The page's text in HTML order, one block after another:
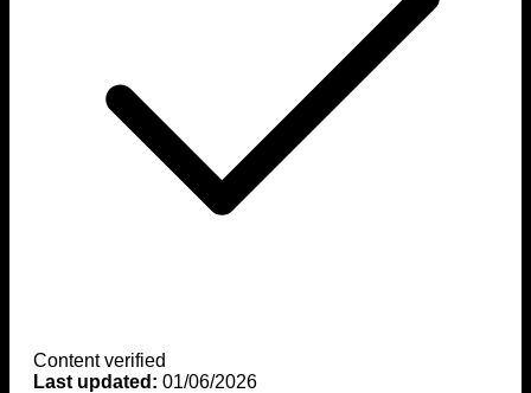
Content verified
Last updated: 01/06/2026